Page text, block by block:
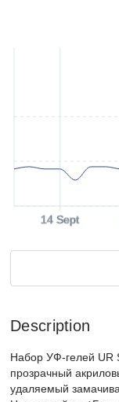
14 Sept
Description
Набор УФ-гелей UR
прозрачный
удаляемый